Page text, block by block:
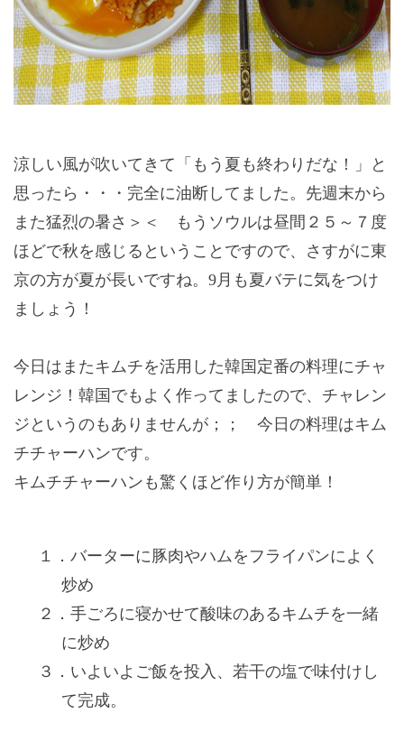
涼しい風が吹いてきて「もう夏も終わりだな！」と
思ったら・・・完全に油断してました。先週末から
また猛烈の暑さ＞＜ もうソウルは昼間２５～７度
ほどで秋を感じるということですので、さすがに東
京の方が夏が長いですね。 9 月も夏バテに気をつけ
ましょう！
今日はまたキムチを活用した韓国定番の料理にチャ
レンジ！韓国でもよく作ってましたので、チャレン
ジというのもありませんが；； 今日の料理はキム
チチャーハンです。
キムチチャーハンも驚くほど作り方が簡単！
１． バーターに豚肉やハムをフライパンによく
炒め
２． 手ごろに寝かせて酸味のあるキムチを一緒
に炒め
３． いよいよご飯を投入、若干の塩で味付けし
て完成。